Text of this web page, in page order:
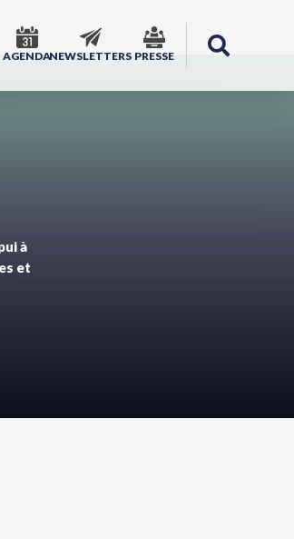
AGENDANEWSLETTERS PRESSE
à
et